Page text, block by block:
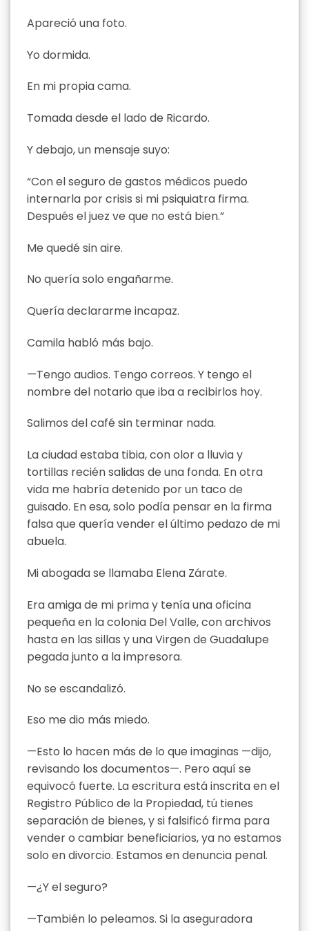
Apareció una foto.
Yo dormida.
En mi propia cama.
Tomada desde el lado de Ricardo.
Y debajo, un mensaje suyo:
“Con el seguro de gastos médicos puedo
internarla por crisis si mi psiquiatra firma.
Después el juez ve que no está bien.”
Me quedé sin aire.
No quería solo engañarme.
Quería declararme incapaz.
Camila habló más bajo.
—Tengo audios. Tengo correos. Y tengo el
nombre del notario que iba a recibirlos hoy.
Salimos del café sin terminar nada.
La ciudad estaba tibia, con olor a lluvia y
tortillas recién salidas de una fonda. En otra
vida me habría detenido por un taco de
guisado. En esa, solo podía pensar en la firma
falsa que quería vender el último pedazo de mi
abuela.
Mi abogada se llamaba Elena Zárate.
Era amiga de mi prima y tenía una oficina
pequeña en la colonia Del Valle, con archivos
hasta en las sillas y una Virgen de Guadalupe
pegada junto a la impresora.
No se escandalizó.
Eso me dio más miedo.
—Esto lo hacen más de lo que imaginas —dijo,
revisando los documentos—. Pero aquí se
equivocó fuerte. La escritura está inscrita en el
Registro Público de la Propiedad, tú tienes
separación de bienes, y si falsificó firma para
vender o cambiar beneficiarios, ya no estamos
solo en divorcio. Estamos en denuncia penal.
—¿Y el seguro?
—También lo peleamos. Si la aseguradora